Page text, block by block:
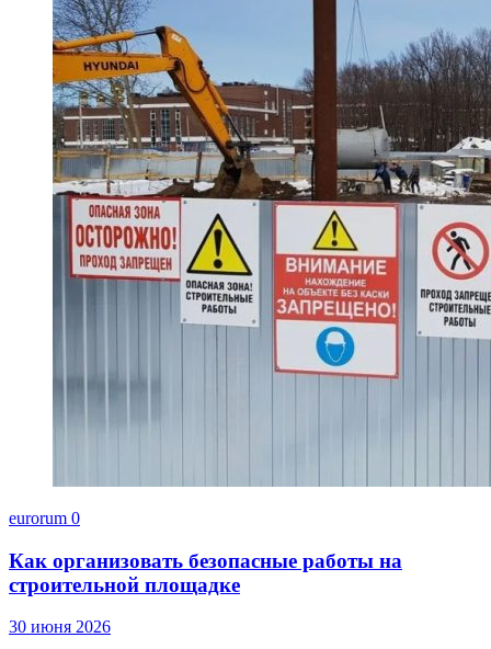
eurorum 0
Как организовать безопасные работы на
строительной площадке
30 июня 2026